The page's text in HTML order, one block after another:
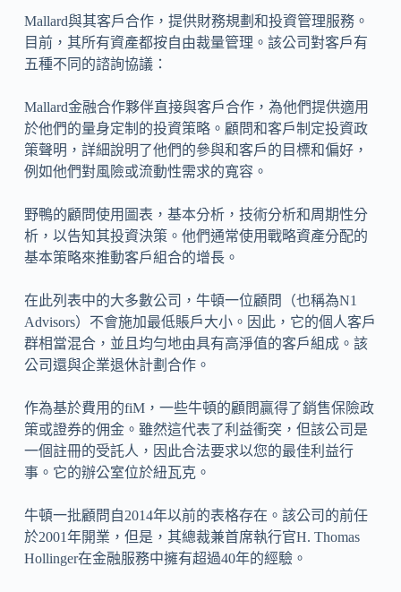
Mallard與其客戶合作，提供財務規劃和投資管理服務。
目前，其所有資產都按自由裁量管理。該公司對客戶有
五種不同的諮詢協議：
Mallard金融合作夥伴直接與客戶合作，為他們提供適用
於他們的量身定制的投資策略。顧問和客戶制定投資政
策聲明，詳細說明了他們的參與和客戶的目標和偏好，
例如他們對風險或流動性需求的寬容。
野鴨的顧問使用圖表，基本分析，技術分析和周期性分
析，以告知其投資決策。他們通常使用戰略資產分配的
基本策略來推動客戶組合的增長。
在此列表中的大多數公司，牛頓一位顧問（也稱為N1
Advisors）不會施加最低賬戶大小。因此，它的個人客戶
群相當混合，並且均勻地由具有高淨值的客戶組成。該
公司還與企業退休計劃合作。
作為基於費用的fiM，一些牛頓的顧問贏得了銷售保險政
策或證券的佣金。雖然這代表了利益衝突，但該公司是
一個註冊的受託人，因此合法要求以您的最佳利益行
事。它的辦公室位於紐瓦克。
牛頓一批顧問自2014年以前的表格存在。該公司的前任
於2001年開業，但是，其總裁兼首席執行官H. Thomas
Hollinger在金融服務中擁有超過40年的經驗。